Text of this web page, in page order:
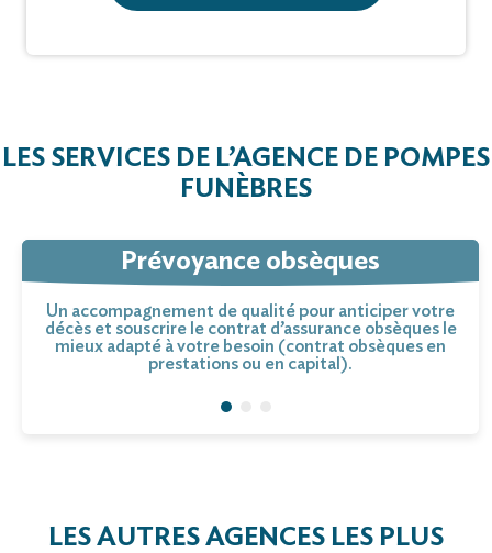
LES SERVICES DE L’AGENCE DE POMPES
FUNÈBRES
Prévoyance obsèques
Un accompagnement de qualité pour anticiper votre
décès et souscrire le contrat d’assurance obsèques le
mieux adapté à votre besoin (contrat obsèques en
prestations ou en capital).
LES AUTRES AGENCES LES PLUS